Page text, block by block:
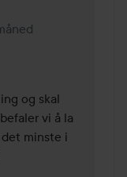
på Lyko.lades 1
og skal
vi å la
minste i